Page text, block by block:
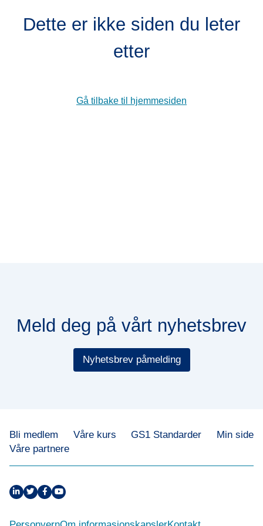
Dette er ikke siden du leter
etter
Gå tilbake til hjemmesiden
Meld deg på vårt nyhetsbrev
Nyhetsbrev påmelding
Bli medlem Våre kurs GS1 Standarder
Min side
Våre partnere